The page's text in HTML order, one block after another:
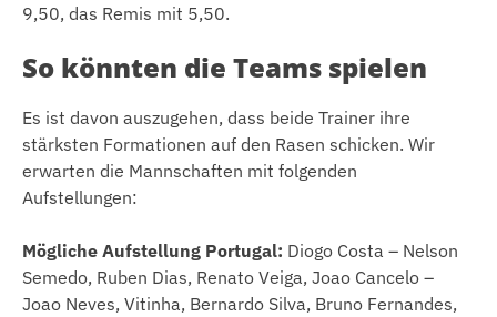
9,50, das Remis mit 5,50.
So könnten die Teams spielen
Es ist davon auszugehen, dass beide Trainer ihre
stärksten Formationen auf den Rasen schicken. Wir
erwarten die Mannschaften mit folgenden
Aufstellungen:
Mögliche Aufstellung Portugal: Diogo Costa – Nelson
Semedo, Ruben Dias, Renato Veiga, Joao Cancelo –
Joao Neves, Vitinha, Bernardo Silva, Bruno Fernandes,